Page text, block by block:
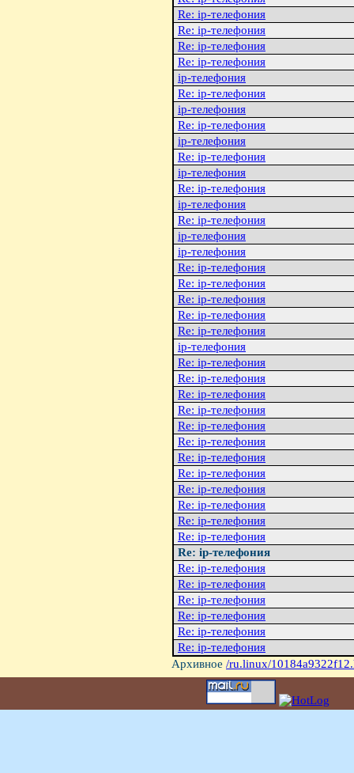
Re: ip-телефония
Re: ip-телефония
Re: ip-телефония
Re: ip-телефония
ip-телефония
Re: ip-телефония
ip-телефония
Re: ip-телефония
ip-телефония
Re: ip-телефония
ip-телефония
Re: ip-телефония
ip-телефония
Re: ip-телефония
ip-телефония
ip-телефония
Re: ip-телефония
Re: ip-телефония
Re: ip-телефония
Re: ip-телефония
Re: ip-телефония
ip-телефония
Re: ip-телефония
Re: ip-телефония
Re: ip-телефония
Re: ip-телефония
Re: ip-телефония
Re: ip-телефония
Re: ip-телефония
Re: ip-телефония
Re: ip-телефония
Re: ip-телефония
Re: ip-телефония
Re: ip-телефония
Re: ip-телефония
Re: ip-телефония
Re: ip-телефония
Re: ip-телефония
Re: ip-телефония
Re: ip-телефония
Re: ip-телефония
Архивное /ru.linux/